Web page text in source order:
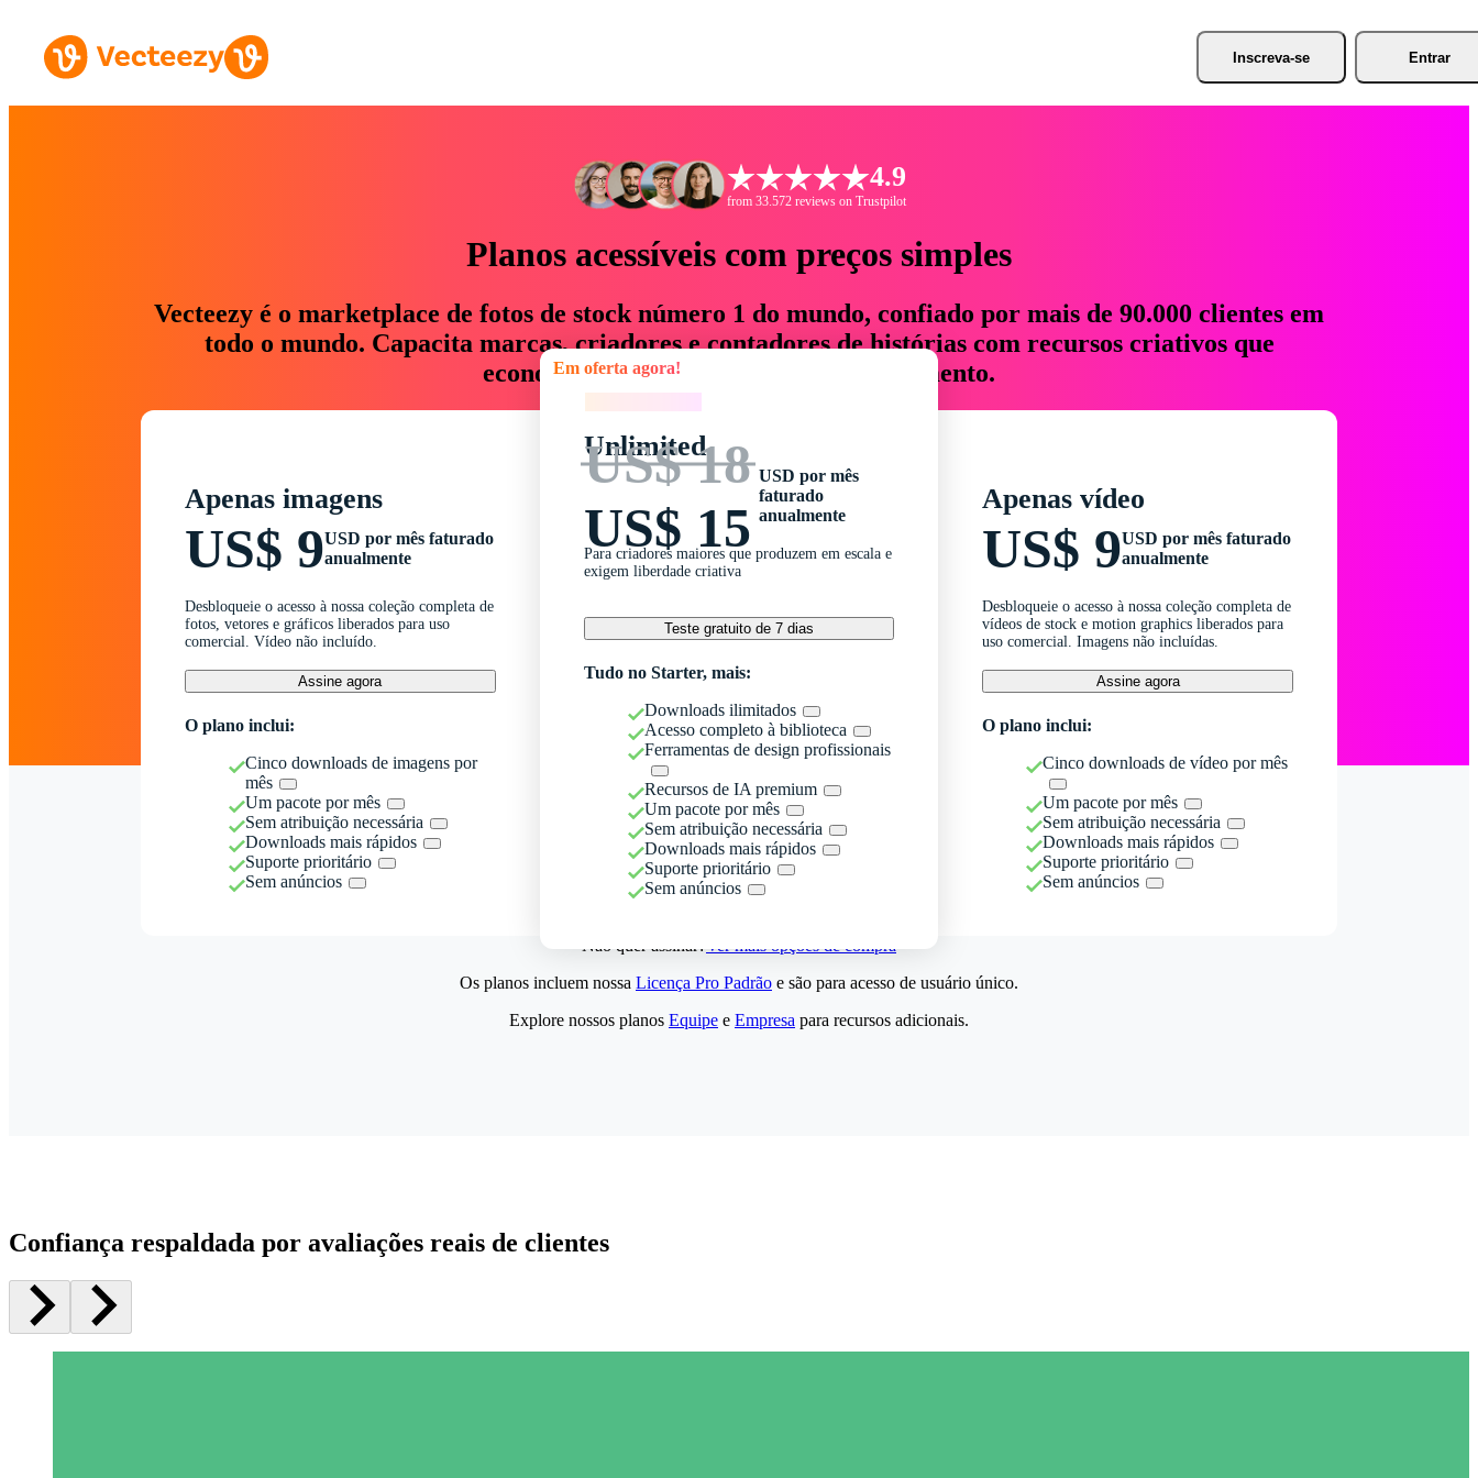
Inscreva-se Entrar
4.9
from 33.572 reviews on Trustpilot
Planos acessíveis com preços simples
Vecteezy é o marketplace de fotos de stock número 1 do mundo, confiado por mais de 90.000 clientes em
todo o mundo. Capacita marcas, criadores e contadores de histórias com recursos criativos que
economizam até 76% em tempo e orçamento.
Apenas imagens
US$ 9USD por mês faturado
anualmente
Desbloqueie o acesso à nossa coleção completa de
fotos, vetores e gráficos liberados para uso
comercial. Vídeo não incluído.
Assine agora
O plano inclui:
Cinco downloads de imagens por
mês
Um pacote por mês
Sem atribuição necessária
Downloads mais rápidos
Suporte prioritário
Sem anúncios
Em oferta agora!
Unlimited
US$ 18
US$ 15
USD por mês
faturado
anualmente
Para criadores maiores que produzem em escala e
exigem liberdade criativa
Teste gratuito de 7 dias
Tudo no Starter, mais:
Downloads ilimitados
Acesso completo à biblioteca
Ferramentas de design profissionais
Recursos de IA premium
Um pacote por mês
Sem atribuição necessária
Downloads mais rápidos
Suporte prioritário
Sem anúncios
Apenas vídeo
US$ 9USD por mês faturado
anualmente
Desbloqueie o acesso à nossa coleção completa de
vídeos de stock e motion graphics liberados para
uso comercial. Imagens não incluídas.
Assine agora
O plano inclui:
Cinco downloads de vídeo por mês
Um pacote por mês
Sem atribuição necessária
Downloads mais rápidos
Suporte prioritário
Sem anúncios
Não quer assinar?Ver mais opções de compra
Os planos incluem nossa Licença Pro Padrão e são para acesso de usuário único.
Explore nossos planos Equipe e Empresa para recursos adicionais.
Confiança respaldada por avaliações reais de clientes